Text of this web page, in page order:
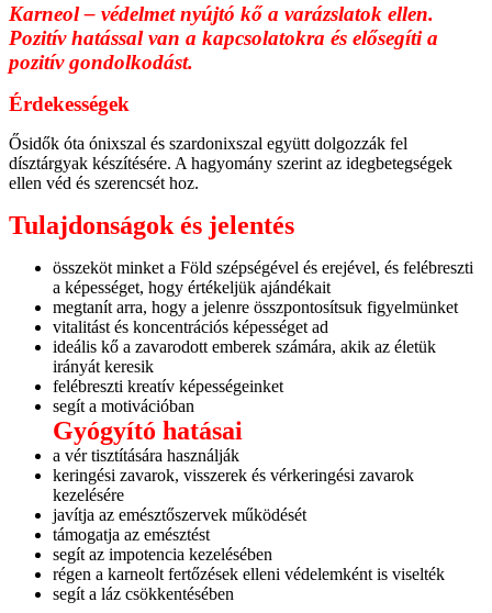
Karneol – védelmet nyújtó kő a varázslatok ellen.
Pozitív hatással van a kapcsolatokra és elősegíti a
pozitív gondolkodást.
Érdekességek
Ősidők óta ónixszal és szardonixszal együtt dolgozzák fel
dísztárgyak készítésére. A hagyomány szerint az idegbetegségek
ellen véd és szerencsét hoz.
Tulajdonságok és jelentés
összeköt minket a Föld szépségével és erejével, és felébreszti
a képességet, hogy értékeljük ajándékait
megtanít arra, hogy a jelenre összpontosítsuk figyelmünket
vitalitást és koncentrációs képességet ad
ideális kő a zavarodott emberek számára, akik az életük
irányát keresik
felébreszti kreatív képességeinket
segít a motivációban
Gyógyító hatásai
a vér tisztítására használják
keringési zavarok, visszerek és vérkeringési zavarok
kezelésére
javítja az emésztőszervek működését
támogatja az emésztést
segít az impotencia kezelésében
régen a karneolt fertőzések elleni védelemként is viselték
segít a láz csökkentésében